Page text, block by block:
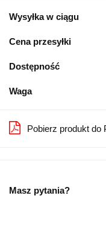
Wysyłka w ciągu
Cena przesyłki
Dostępność
Waga
Pobierz produkt do
Masz pytania?